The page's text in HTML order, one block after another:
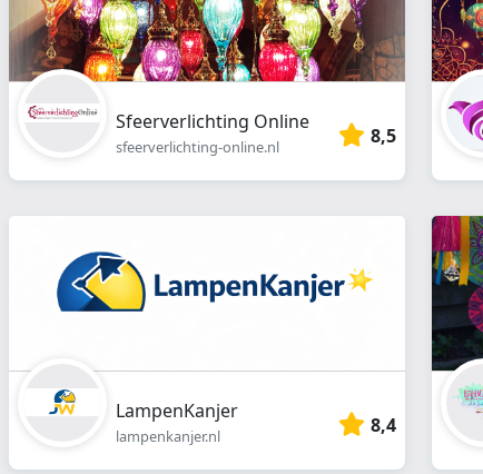
Sfeerverlichting Online
sfeerverlichting-online.nl 8,5
LampenKanjer
lampenkanjer.nl 8,4